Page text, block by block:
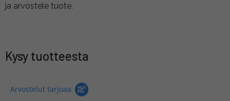
ja arvostele tuote.
Kysy tuotteesta
Arvostelut tarjoaa